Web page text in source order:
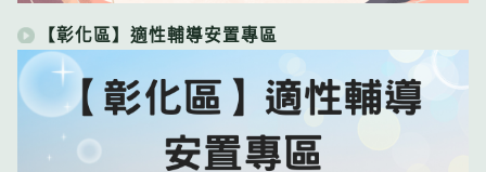
【彰化區】適性輔導安置專區